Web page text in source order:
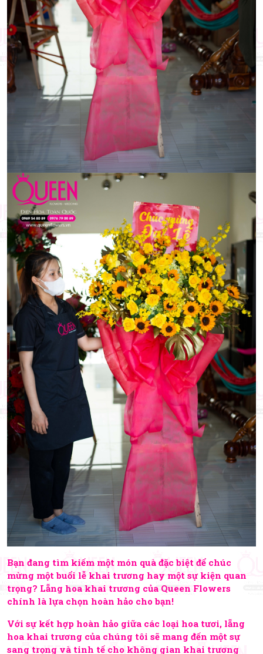
Bạn đang tìm kiếm một món quà đặc biệt để chúc
mừng một buổi lễ khai trương hay một sự kiện quan
trọng? Lẵng hoa khai trương của Queen Flowers
chính là lựa chọn hoàn hảo cho bạn!
Với sự kết hợp hoàn hảo giữa các loại hoa tươi, lẵng
hoa khai trương của chúng tôi sẽ mang đến một sự
sang trọng và tinh tế cho không gian khai trương